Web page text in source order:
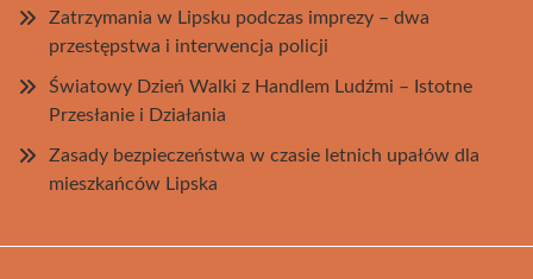
Zatrzymania w Lipsku podczas imprezy – dwa
przestępstwa i interwencja policji
Światowy Dzień Walki z Handlem Ludźmi – Istotne
Przesłanie i Działania
Zasady bezpieczeństwa w czasie letnich upałów dla
mieszkańców Lipska